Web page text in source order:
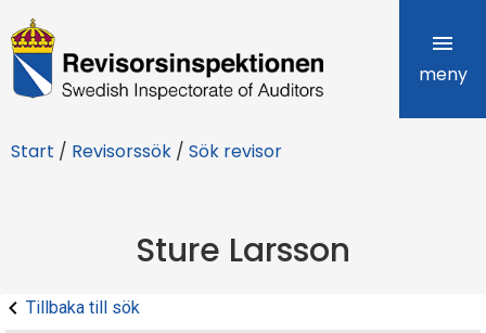
R
e
i
r
meny
Start / Revisorssök / Sök revisor
Sture Larsson
Tillbaka till sök